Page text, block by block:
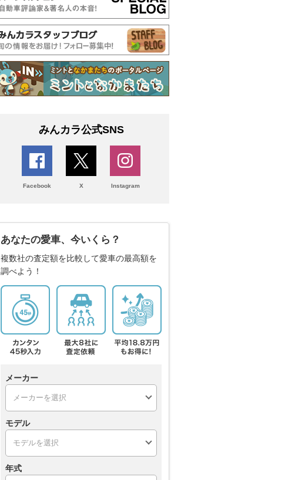
みんカラ公式SNS
Facebook X Instagram
あなたの愛車、今いくら？
複数社の査定額を比較して愛車の最高額を
調べよう！
メーカー
モデル
年式